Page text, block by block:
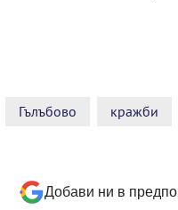
Гълъбово кражби
Добави ни в